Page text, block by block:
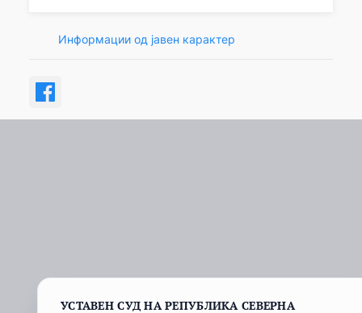
Информации од јавен карактер
УСТАВЕН СУД НА РЕПУБЛИКА СЕВЕРНА